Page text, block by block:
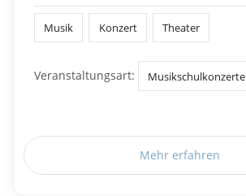
Musik Konzert Theater
Veranstaltungsart: Musikschulkonzerte
Mehr erfahren